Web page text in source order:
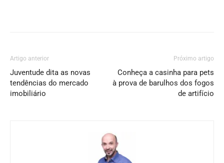
Artigo anterior
Juventude dita as novas
tendências do mercado
imobiliário
Próximo artigo
Conheça a casinha para pets
à prova de barulhos dos fogos
de artifício